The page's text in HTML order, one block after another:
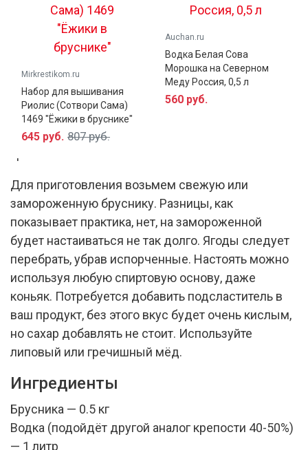
Mirkrestikom.ru
Набор для вышивания
Риолис (Сотвори Сама)
1469 "Ёжики в бруснике"
645 руб. 807 руб.
Auchan.ru
Водка Белая Сова
Морошка на Северном
Меду Россия, 0,5 л
560 руб.
Брусничная водка — очень вкусный спиртной
напиток, учитывая, что это крепкий алкоголь.
Ягоды прекрасно способны перебивать вкус и
запах спирта, благодаря чему водка, настоянная
на бруснике, пьется легко, сохраняя всю
Для приготовления возьмем свежую или
замороженную бруснику. Разницы, как
показывает практика, нет, на замороженной
будет настаиваться не так долго. Ягоды следует
перебрать, убрав испорченные. Настоять можно
используя любую спиртовую основу, даже
коньяк. Потребуется добавить подсластитель в
ваш продукт, без этого вкус будет очень кислым,
но сахар добавлять не стоит. Используйте
липовый или гречишный мёд.
Ингредиенты
Брусника — 0.5 кг
Водка (подойдёт другой аналог крепости 40-50%)
— 1 литр